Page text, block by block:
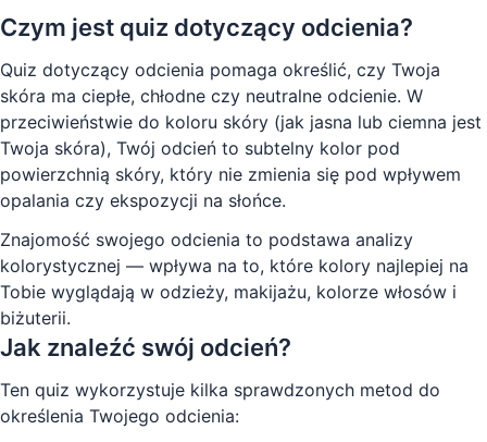
Czym jest quiz dotyczący odcienia?
Quiz dotyczący odcienia pomaga określić, czy Twoja
skóra ma ciepłe, chłodne czy neutralne odcienie. W
przeciwieństwie do koloru skóry (jak jasna lub ciemna jest
Twoja skóra), Twój odcień to subtelny kolor pod
powierzchnią skóry, który nie zmienia się pod wpływem
opalania czy ekspozycji na słońce.
Znajomość swojego odcienia to podstawa analizy
kolorystycznej — wpływa na to, które kolory najlepiej na
Tobie wyglądają w odzieży, makijażu, kolorze włosów i
biżuterii.
Jak znaleźć swój odcień?
Ten quiz wykorzystuje kilka sprawdzonych metod do
określenia Twojego odcienia: